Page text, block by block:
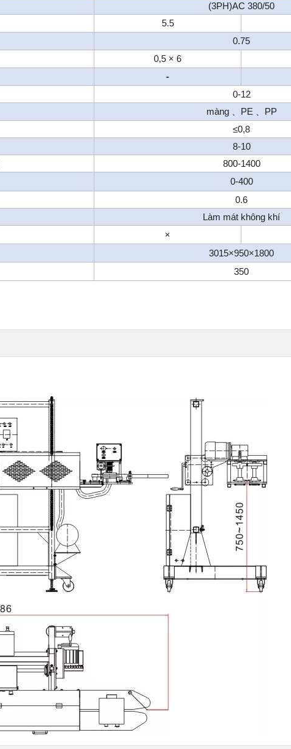
(3PH)AC 380/50
5.5
0.75
0,5 × 6
-
0-12
màng PE
PP
≤0,8
8-10
800-1400
0-400
0.6
Làm mát không khí
×
3015×950×1800
350